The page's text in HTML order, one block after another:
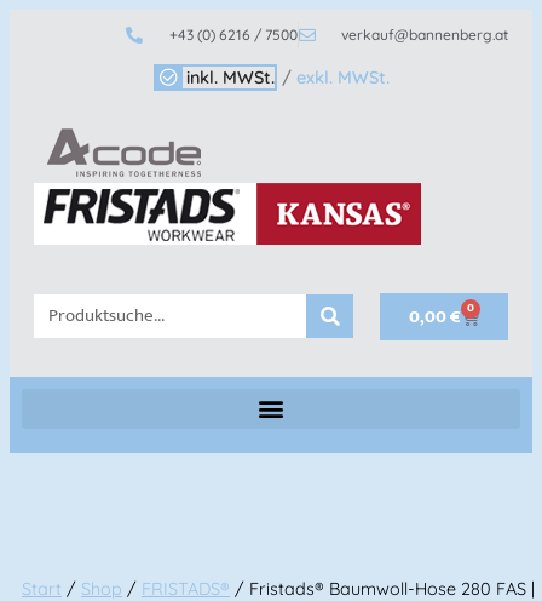
+43 (0) 6216 / 7500 verkauf@bannenberg.at
inkl. MWSt. / exkl. MWSt.
0,00€ 0
Start / Shop / FRISTADS® / Fristads® Baumwoll-Hose 280 FAS |